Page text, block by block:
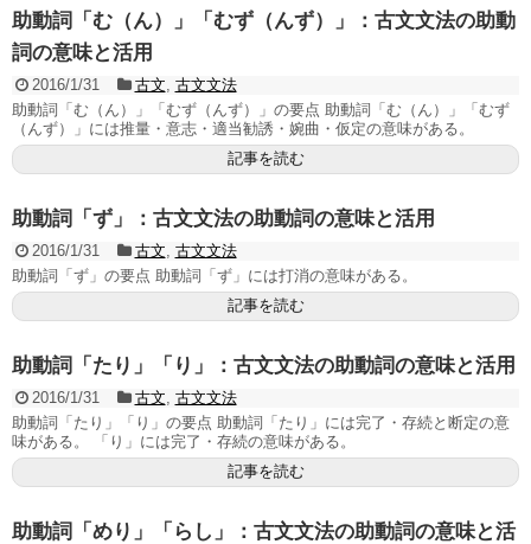
助動詞「む（ん）」「むず（んず）」：古文文法の助動
詞の意味と活用
2016/1/31 古文, 古文文法
助動詞「む（ん）」「むず（んず）」の要点 助動詞「む（ん）」「むず
（んず）」には推量・意志・適当勧誘・婉曲・仮定の意味がある。
記事を読む
助動詞「ず」：古文文法の助動詞の意味と活用
2016/1/31 古文, 古文文法
助動詞「ず」の要点 助動詞「ず」には打消の意味がある。
記事を読む
助動詞「たり」「り」：古文文法の助動詞の意味と活用
2016/1/31 古文, 古文文法
助動詞「たり」「り」の要点 助動詞「たり」には完了・存続と断定の意
味がある。 「り」には完了・存続の意味がある。
記事を読む
助動詞「めり」「らし」：古文文法の助動詞の意味と活